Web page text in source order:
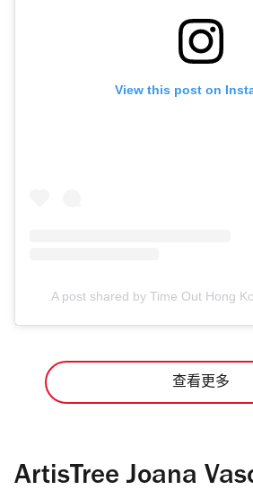
View this post on
A post shared by Time Out Hong
查看更多
ArtisTree Joana